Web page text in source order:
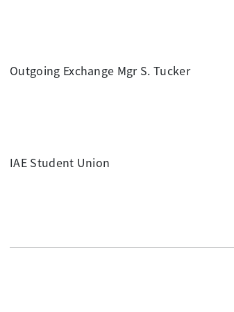
Outgoing Exchange Mgr S. Tucker
IAE Student Union